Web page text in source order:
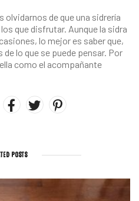
de que una sidrería
que disfrutar. Aunque la sidra
lo mejor es saber que,
lo que se puede pensar. Por
como el acompañante
POSTS